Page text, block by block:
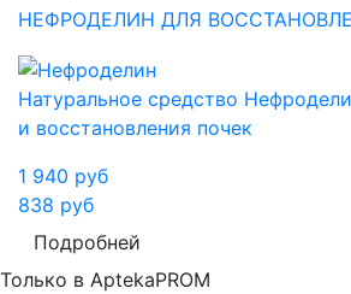
НЕФРОДЕЛИН ДЛЯ
Натуральное средство
и восстановления почек
1 940 руб
838 руб
Подробней
Только в AptekaPROM